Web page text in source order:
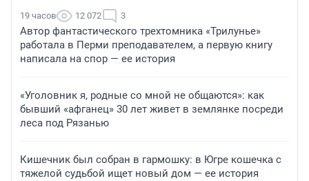
19 часов 12 072 3
Автор фантастического трехтомника «Трилунье»
работала в Перми преподавателем, а первую книгу
написала на спор — ее история
«Уголовник я, родные со мной не общаются»: как
бывший «афганец» 30 лет живет в землянке посреди
леса под Рязанью
Кишечник был собран в гармошку: в Югре кошечка с
тяжелой судьбой ищет новый дом — ее история